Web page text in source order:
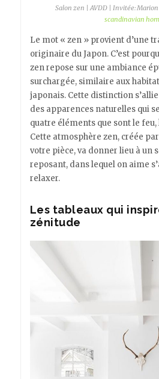
Salon zen | AVDD | Invitée:
scandinavian
Le mot « zen » provient d’une
originaire du Japon. C’est
zen repose sur une ambiance
surchargée, similaire aux
japonais. Cette distinction
des apparences naturelles qui
quatre éléments que sont le feu,
Cette atmosphère zen, créée
votre pièce, va donner lieu à un
reposant, dans lequel on aime
relaxer.
Les tableaux qui
zénitude